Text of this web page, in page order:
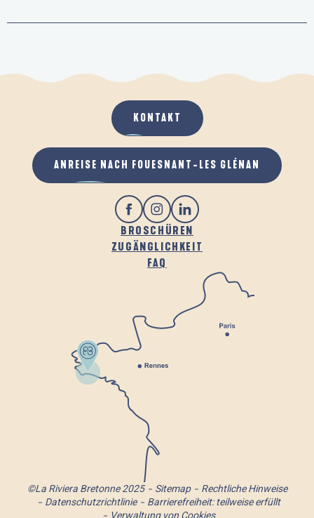
BROSCHÜREN
ZUGÄNGLICHKEIT
FAQ
KONTAKT
ANREISE NACH FOUESNANT-LES GLÉNAN
©La Riviera Bretonne 2025 Sitemap
Rechtliche Hinweise
Datenschutzrichtlinie
Barrierefreiheit: teilweise erfüllt
Verwaltung von Cookies